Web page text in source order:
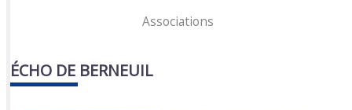
Associations
ÉCHO DE BERNEUIL